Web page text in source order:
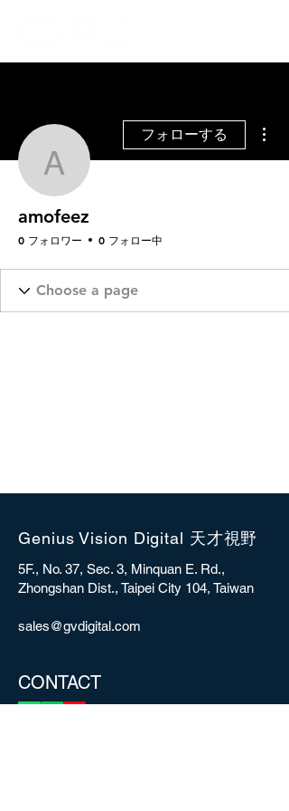
amofeez
フォローする
amofeez
0 フォロワー 0 フォロー中
Genius Vision Digital 天才視野
5F., No. 37, Sec. 3, Minquan E. Rd.,
Zhongshan Dist., Taipei City 104, Taiwan
sales@gvdigital.com
CONTACT